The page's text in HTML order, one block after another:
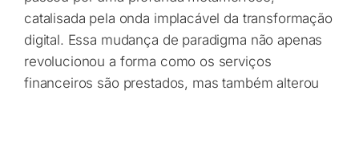
catalisada pela onda implacável da transformação
digital. Essa mudança de paradigma não apenas
revolucionou a forma como os serviços
financeiros são prestados, mas também alterou